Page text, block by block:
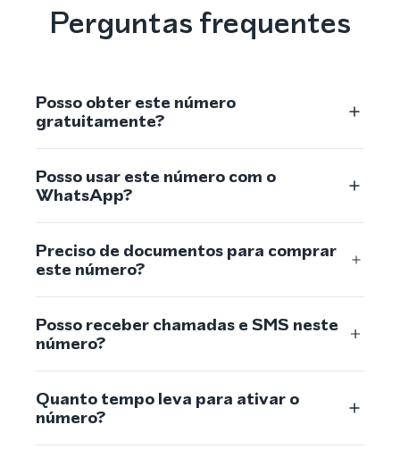
Perguntas frequentes
Posso obter este número
gratuitamente?
Posso usar este número com o
WhatsApp?
Preciso de documentos para comprar
este número?
Posso receber chamadas e SMS neste
número?
Quanto tempo leva para ativar o
número?